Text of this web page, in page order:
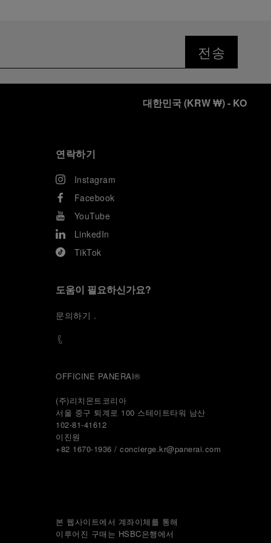
전송
대한민국(KRW ₩)- KO
연락하기
Instagram
Facebook
YouTube
LinkedIn
TikTok
도움이 필요하신가요?
문의하기 .
OFFICINE PANERAI®
(주)리치몬트코리아
서울 중구 퇴계로 100 스테이트타워 남산
102-81-41612
이진원
+82 1670-1936 / concierge.kr@panerai.com
본 웹사이트에서 계좌이체를 통해
이루어진 구매는 HSBC은행에서